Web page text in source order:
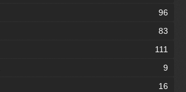
96
83
111
9
16